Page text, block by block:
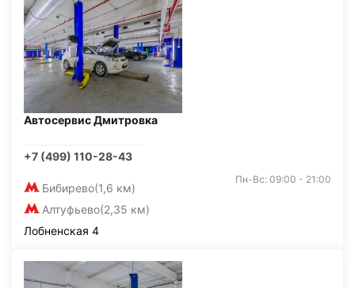
Автосервис Дмитровка
+7 (499) 110-28-43
Бибирево(1,6 км)
Алтуфьево(2,35 км)
Пн-Вс: 09:00 - 21:00
Лобненская 4